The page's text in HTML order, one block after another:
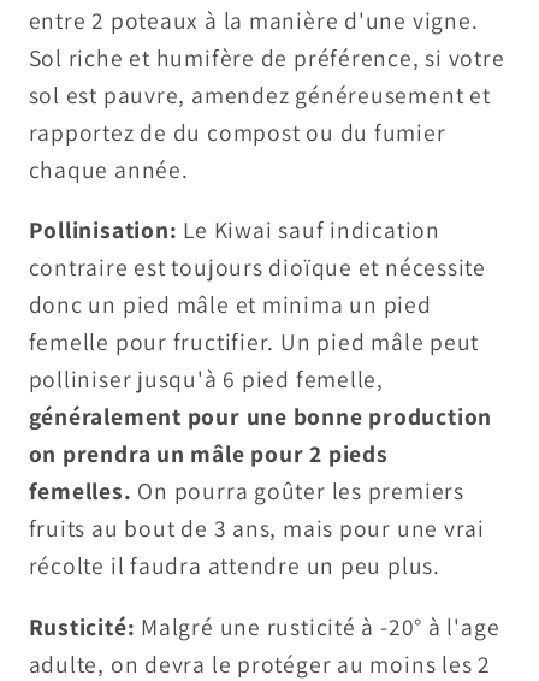
entre 2 poteaux à la manière d'une vigne.
Sol riche et humifère de préférence, si votre
sol est pauvre, amendez généreusement et
rapportez de du compost ou du fumier
chaque année.
Pollinisation: Le Kiwai sauf indication
contraire est toujours dioïque et nécessite
donc un pied mâle et minima un pied
femelle pour fructifier. Un pied mâle peut
polliniser jusqu'à 6 pied femelle,
généralement pour une bonne production
on prendra un mâle pour 2 pieds
femelles. On pourra goûter les premiers
fruits au bout de 3 ans, mais pour une vrai
récolte il faudra attendre un peu plus.
Rusticité: Malgré une rusticité à -20° à l'age
adulte, on devra le protéger au moins les 2